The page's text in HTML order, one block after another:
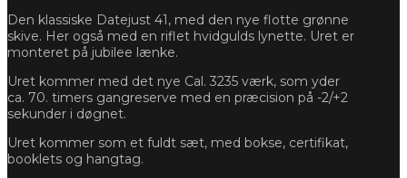
Den klassiske Datejust 41, med den nye flotte grønne
skive. Her også med en riflet hvidgulds lynette. Uret er
monteret på jubilee lænke.
Uret kommer med det nye Cal. 3235 værk, som yder
ca. 70. timers gangreserve med en præcision på -2/+2
sekunder i døgnet.
Uret kommer som et fuldt sæt, med bokse, certifikat,
booklets og hangtag.